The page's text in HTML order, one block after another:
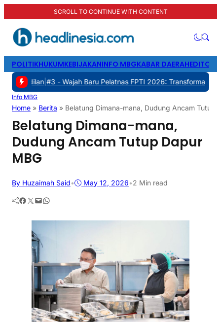
SCROLL TO CONTINUE WITH CONTENT
POLITIKHUKUMKEBIJAKANINFO MBGKABAR DAERAH
#3 -Wajah Baru Pelatnas FPTI 2026: Transformasi Manajemen,
Info MBG
Home » Berita » Belatung Dimana-mana, Dudung Ancam Tutup
Belatung Dimana-mana,
Dudung Ancam Tutup Dapur
MBG
By Huzaimah Said• May 12, 2026•2 Min read
Facebook Twitter Mail WhatsApp